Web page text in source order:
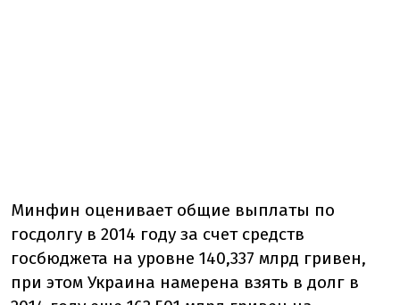
Минфин оценивает общие выплаты по
госдолгу в 2014 году за счет средств
госбюджета на уровне 140,337 млрд гривен,
при этом Украина намерена взять в долг в